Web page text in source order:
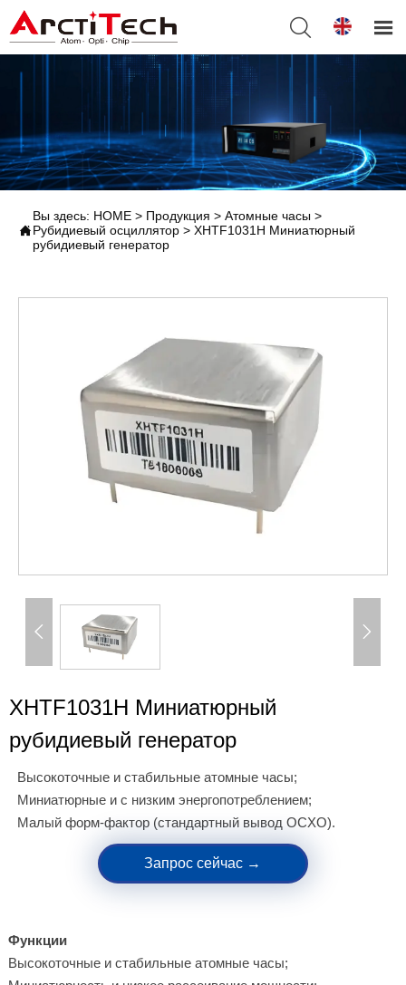
 

Вы здесь: HOME > Продукция > Атомные часы >
Рубидиевый осциллятор > XHTF1031H Миниатюрный
рубидиевый генератор
 
XHTF1031H Миниатюрный
рубидиевый генератор
Высокоточные и стабильные атомные часы;
Миниатюрные и с низким энергопотреблением;
Малый форм-фактор (стандартный вывод OCXO).
Запрос сейчас →
Функции
Высокоточные и стабильные атомные часы;